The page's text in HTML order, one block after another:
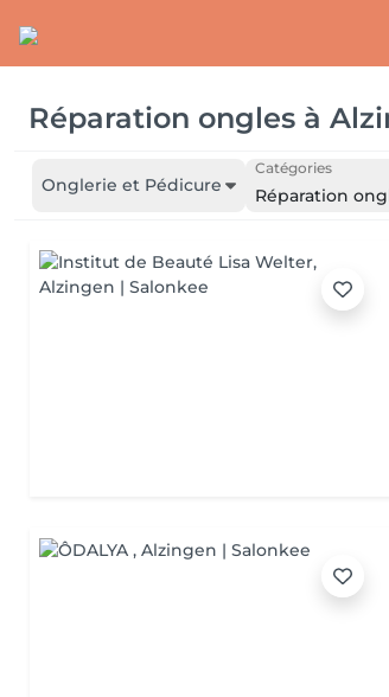
Réparation ongles à
Onglerie et Pédicure
Catégories
Réparation